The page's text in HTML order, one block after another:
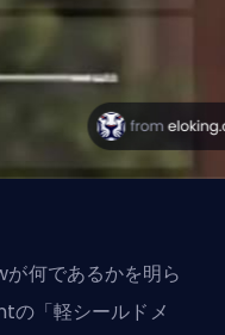
何であるかを明ら
「軽シールドメ